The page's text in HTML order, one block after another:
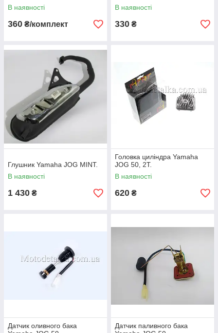
В наявності
360 ₴/комплект
В наявності
330 ₴
Глушник Yamaha JOG MINT.
В наявності
1 430 ₴
Головка циліндра Yamaha
JOG 50, 2T.
В наявності
620 ₴
Датчик оливного бака
Датчик паливного бака